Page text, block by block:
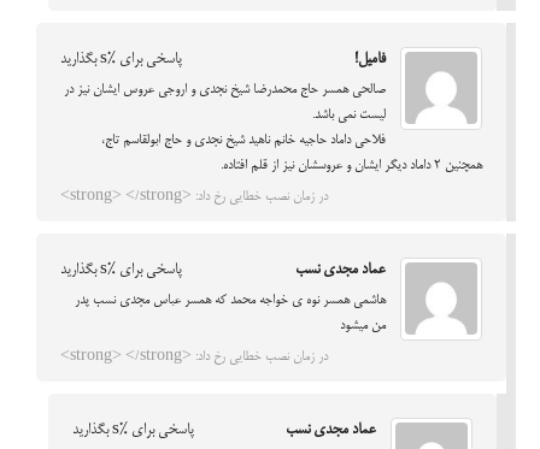
فاميل! پاسخی برای %s بگذارید
صالحي همسر حاج محمدرضا شيخ نجدي و اروجي عروس ايشان نيز در
ليست نمي باشد.
فلاحي داماد حاجيه خانم ناهيد شيخ نجدي و حاج ابولقاسم تاج،
همچنين 2 داماد ديگر ايشان و عروسشان نيز از قلم افتاده.
در زمان نصب خطایی رخ داد: <strong> </strong>
عماد مجدی نسب پاسخی برای %s بگذارید
هاشمی همسر نوه ی خواجه محمد که همسر عباس مجدی نسب پدر
من میشود
در زمان نصب خطایی رخ داد: <strong> </strong>
عماد مجدی نسب پاسخی برای %s بگذارید